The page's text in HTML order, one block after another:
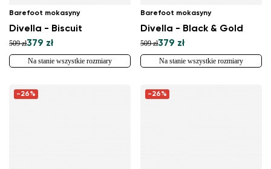
Barefoot mokasyny
Divella - Biscuit
509 zł379 zł
Na stanie wszystkie rozmiary
Barefoot mokasyny
Divella - Black & Gold
509 zł379 zł
Na stanie wszystkie rozmiary
-26% -26%